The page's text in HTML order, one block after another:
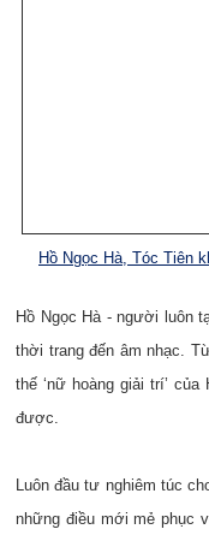
Hồ Ngọc Hà, Tóc Tiên
Hồ Ngọc Hà - người luôn
thời trang đến âm nhạc.
thế ‘nữ hoàng giải trí’
được.
Luôn đầu tư nghiêm túc
những điều mới mẻ phục